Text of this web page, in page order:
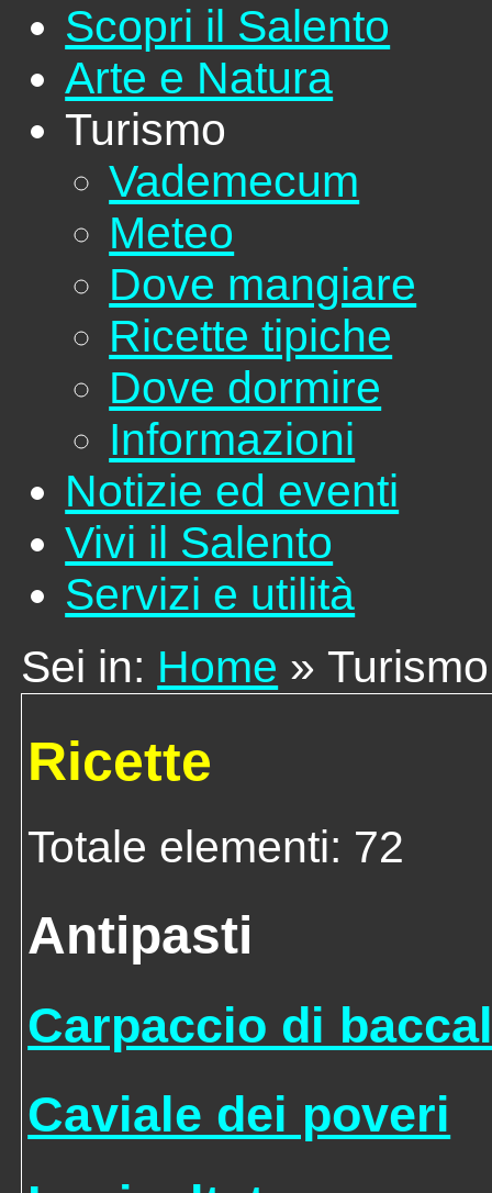
Scopri il Salento
Arte e Natura
Turismo
Vademecum
Meteo
Dove mangiare
Ricette tipiche
Dove dormire
Informazioni
Notizie ed eventi
Vivi il Salento
Servizi e utilità
Sei in: Home » Turismo
Ricette
Totale elementi: 72
Antipasti
Carpaccio di
Caviale dei poveri